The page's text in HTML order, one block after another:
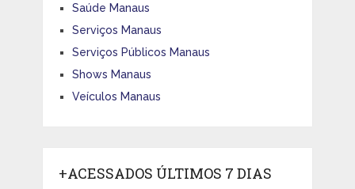
Saúde Manaus
Serviços Manaus
Serviços Públicos Manaus
Shows Manaus
Veículos Manaus
+ACESSADOS ÚLTIMOS 7 DIAS